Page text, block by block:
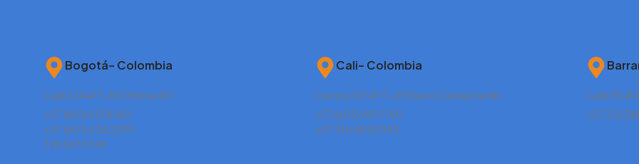
Bogotá– Colombia
Calle 134 # 7-83 Oficina 451
+57 (601) 615 8180
+57 (601) 626 2299
318 347 0749
Cali– Colombia
Carrera 101 # 17-69 Barrio Ciudad Jardín
+57 (602) 401 1190
+57 316 4830043
Calle 85 #
+57 315